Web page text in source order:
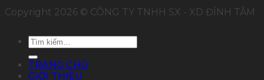
Copyright 2026 © CÔNG TY TNHH SX - XD ĐỈNH TÂM
Tìm
TRANG CHỦ
GIỚI THIỆU